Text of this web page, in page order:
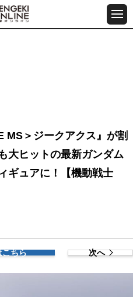
MS＞ジークアクス』が割
大ヒットの最新ガンダム
ギュアに！【機動戦士
こちら 次へ